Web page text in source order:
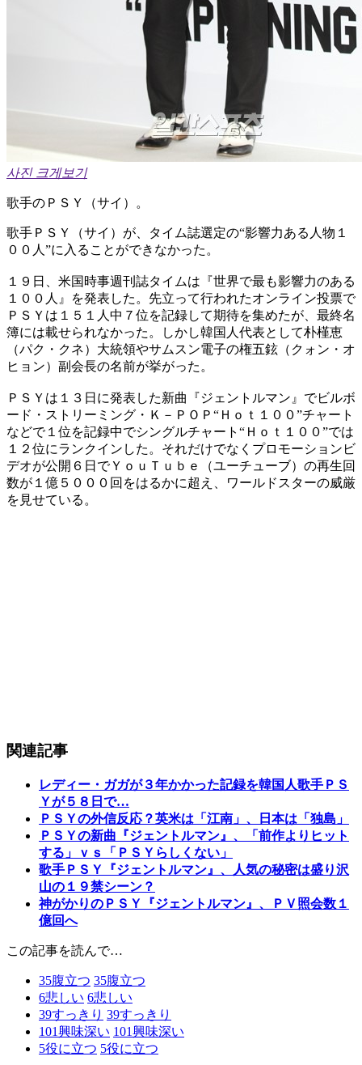
사진 크게보기
歌手のＰＳＹ（サイ）。
歌手ＰＳＹ（サイ）が、タイム誌選定の“影響力ある人物１
００人”に入ることができなかった。
１９日、米国時事週刊誌タイムは『世界で最も影響力のある
１００人』を発表した。先立って行われたオンライン投票で
ＰＳＹは１５１人中７位を記録して期待を集めたが、最終名
簿には載せられなかった。しかし韓国人代表として朴槿恵
（パク・クネ）大統領やサムスン電子の権五鉉（クォン・オ
ヒョン）副会長の名前が挙がった。
ＰＳＹは１３日に発表した新曲『ジェントルマン』でビルボ
ード・ストリーミング・Ｋ－ＰＯＰ“Ｈｏｔ１００”チャート
などで１位を記録中でシングルチャート“Ｈｏｔ１００”では
１２位にランクインした。それだけでなくプロモーションビ
デオが公開６日でＹｏｕＴｕｂｅ（ユーチューブ）の再生回
数が１億５０００回をはるかに超え、ワールドスターの威厳
を見せている。
関連記事
レディー・ガガが３年かかった記録を韓国人歌手ＰＳ
Ｙが５８日で…
ＰＳＹの外信反応？英米は「江南」、日本は「独島」
ＰＳＹの新曲『ジェントルマン』、「前作よりヒット
する」ｖｓ「ＰＳＹらしくない」
歌手ＰＳＹ『ジェントルマン』、人気の秘密は盛り沢
山の１９禁シーン？
神がかりのＰＳＹ『ジェントルマン』、ＰＶ照会数１
億回へ
この記事を読んで…
35腹立つ 35腹立つ
6悲しい 6悲しい
39すっきり 39すっきり
101興味深い 101興味深い
5役に立つ 5役に立つ